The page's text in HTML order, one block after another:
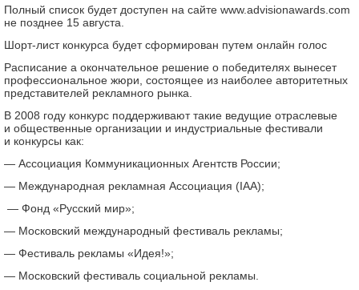
Полный список будет доступен на сайте www.advisionawards.com
не позднее 15 августа.
Шорт-лист конкурса будет сформирован путем онлайн голос
Расписание а окончательное решение о победителях вынесет
профессиональное жюри, состоящее из наиболее авторитетных
представителей рекламного рынка.
В 2008 году конкурс поддерживают такие ведущие отраслевые
и общественные организации и индустриальные фестивали
и конкурсы как:
— Ассоциация Коммуникационных Агентств России;
— Международная рекламная Ассоциация (IAA);
— Фонд «Русский мир»;
— Московский международный фестиваль рекламы;
— Фестиваль рекламы «Идея!»;
— Московский фестиваль социальной рекламы.